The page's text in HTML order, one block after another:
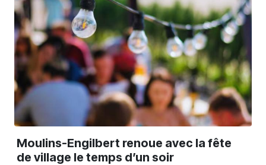
Moulins-Engilbert renoue avec la fête
de village le temps d’un soir